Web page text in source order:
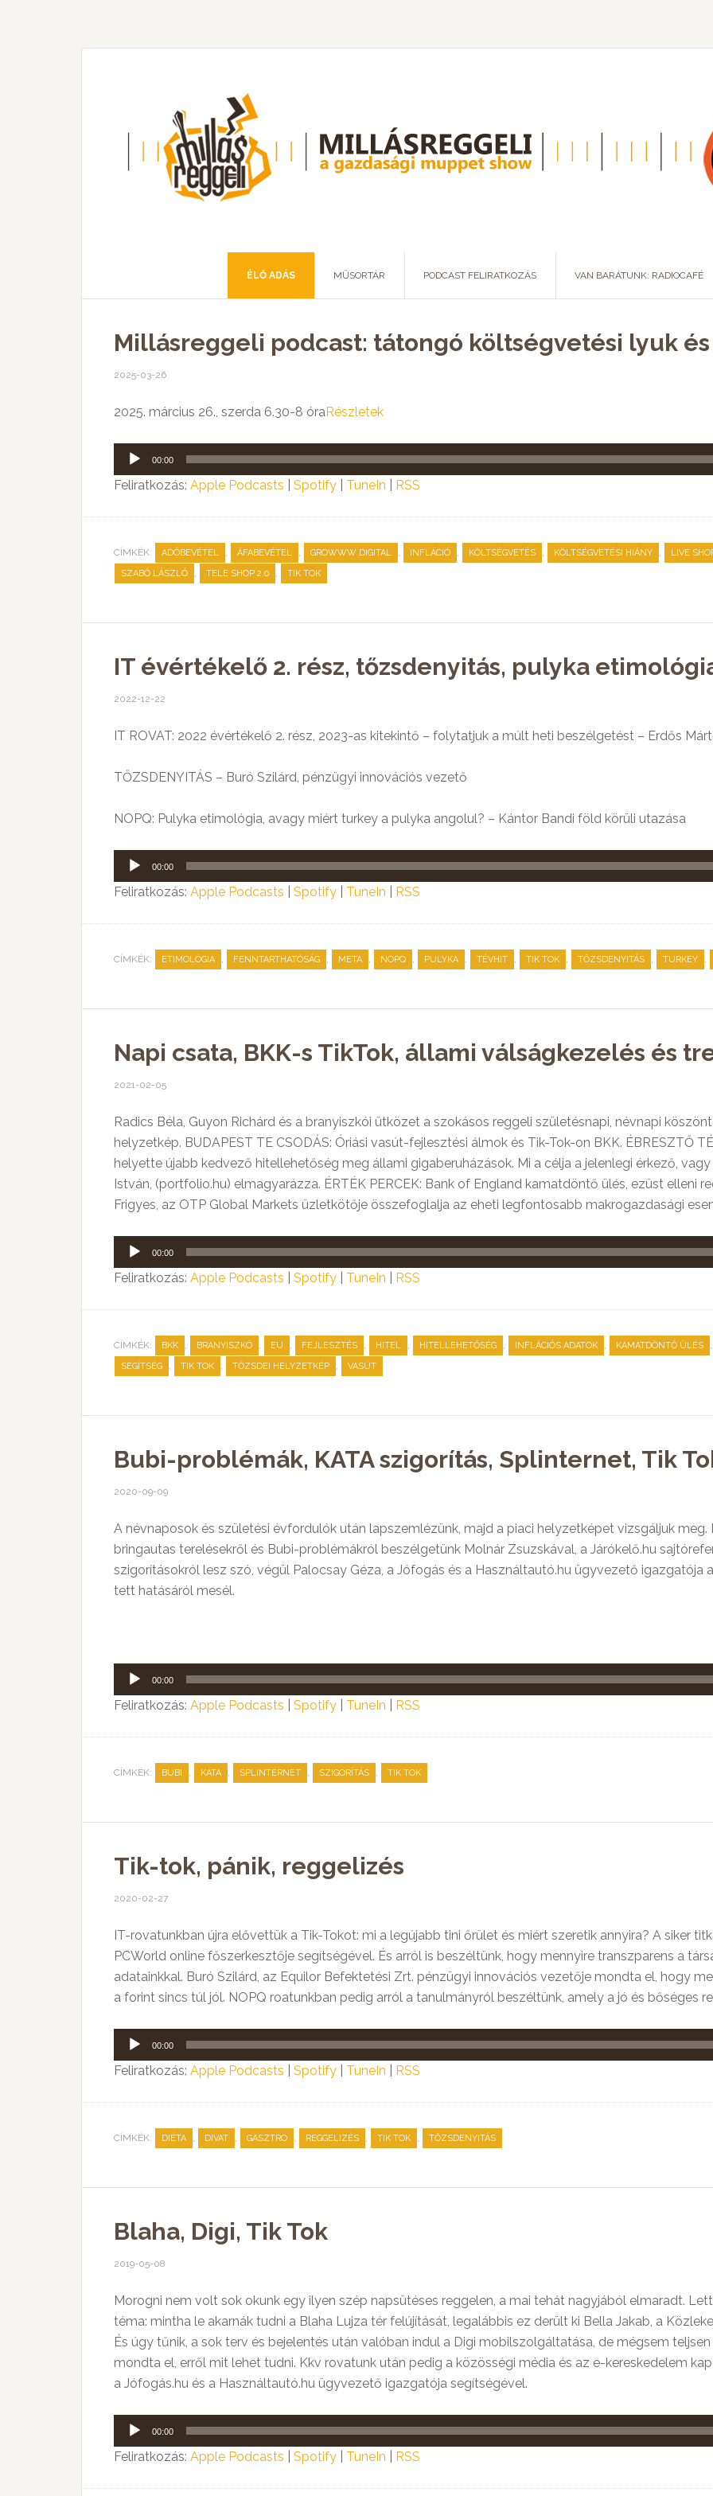
ÉLŐ ADÁS MŰSORTÁR PODCAST FELIRATKOZÁS VAN BARÁTUNK: RADIOCAFÉ
Millásreggeli podcast: tátongó költségvetési lyuk
2025-03-26
2025. március 26., szerda 6.30-8 óraRészletek
Audió
lejátszó
00:00
Feliratkozás: Apple Podcasts Spotify TuneIn RSS
CÍMKÉK: ADÓBEVÉTEL , ÁFABEVÉTEL , GROWWW DIGITAL , INFLÁCIÓ , KÖLTSÉGVETÉS , KÖLTSÉGVETÉSI HIÁNY , LIVE
SZABÓ LÁSZLÓ , TELE SHOP 2.0 , TIK TOK
IT évértékelő 2. rész, tőzsdenyitás, pulyka
2022-12-22
IT ROVAT: 2022 évértékelő 2. rész, 2023-as kitekintő – folytatjuk a múlt heti beszélgetést – Erdős
TŐZSDENYITÁS – Buró Szilárd, pénzügyi innovációs vezető
NOPQ: Pulyka etimológia, avagy miért turkey a pulyka angolul? – Kántor Bandi föld körüli utazása
Audió
lejátszó
00:00
Feliratkozás: Apple Podcasts Spotify TuneIn RSS
CÍMKÉK: ETIMOLÓGIA , FENNTARTHATÓSÁG , META , NOPQ , PULYKA , TÉVHIT , TIK TOK , TŐZSDENYITÁS , TURKEY ,
Napi csata, BKK-s TikTok, állami válságkezelés és
2021-02-05
Radics Béla, Guyon Richárd és a branyiszkói ütközet a szokásos reggeli születésnapi, névnapi
helyzetkép. BUDAPEST TE CSODÁS: Óriási vasút-fejlesztési álmok és Tik-Tok-on BKK. ÉBRESZTŐ
helyette újabb kedvező hitellehetőség meg állami gigaberuházások. Mi a célja a jelenlegi érkező,
István, (portfolio.hu) elmagyarázza. ÉRTÉK PERCEK: Bank of England kamatdöntő ülés, ezüst elleni
Frigyes, az OTP Global Markets üzletkötője összefoglalja az eheti legfontosabb makrogazdasági
Audió
lejátszó
00:00
Feliratkozás: Apple Podcasts Spotify TuneIn RSS
CÍMKÉK: BKK , BRANYISZKÓ , EU , FEJLESZTÉS , HITEL , HITELLEHETŐSÉG , INFLÁCIÓS ADATOK , KAMATDÖNTŐ ÜLÉS ,
SEGÍTSÉG , TIK TOK , TŐZSDEI HELYZETKÉP , VASÚT
Bubi-problémák, KATA szigorítás, Splinternet, Tik
2020-09-09
A névnaposok és születési évfordulók után lapszemlézünk, majd a piaci helyzetképet vizsgáljuk
bringautas terelésekről és Bubi-problémákról beszélgetünk Molnár Zsuzskával, a Járókelő.hu
szigorításokról lesz szó, végül Palocsay Géza, a Jófogás és a Használtautó.hu ügyvezető igazgatója
tett hatásáról mesél.
Audió
lejátszó
00:00
Feliratkozás: Apple Podcasts Spotify TuneIn RSS
CÍMKÉK: BUBI , KATA , SPLINTERNET , SZIGORÍTÁS , TIK TOK
Tik-tok, pánik, reggelizés
2020-02-27
IT-rovatunkban újra elővettük a Tik-Tokot: mi a legújabb tini őrület és miért szeretik annyira? A siker
PCWorld online főszerkesztője segítségével. És arról is beszéltünk, hogy mennyire transzparens a
adatainkkal. Buró Szilárd, az Equilor Befektetési Zrt. pénzügyi innovációs vezetője mondta el, hogy
a forint sincs túl jól. NOPQ roatunkban pedig arról a tanulmányról beszéltünk, amely a jó és bőséges
Audió
lejátszó
00:00
Feliratkozás: Apple Podcasts Spotify TuneIn RSS
CÍMKÉK: DIÉTA , DIVAT , GASZTRO , REGGELIZÉS , TIK TOK , TŐZSDENYITÁS
Blaha, Digi, Tik Tok
2019-05-08
Morogni nem volt sok okunk egy ilyen szép napsütéses reggelen, a mai tehát nagyjából elmaradt.
téma: mintha le akarnák tudni a Blaha Lujza tér felújítását, legalábbis ez derült ki Bella Jakab, a
És úgy tűnik, a sok terv és bejelentés után valóban indul a Digi mobilszolgáltatása, de mégsem
mondta el, erről mit lehet tudni. Kkv rovatunk után pedig a közösségi média és az e-kereskedelem
a Jófogás.hu és a Használtautó.hu ügyvezető igazgatója segítségével.
Audió
lejátszó
00:00
Feliratkozás: Apple Podcasts Spotify TuneIn RSS